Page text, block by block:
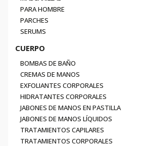
PARA HOMBRE
PARCHES
SERUMS
CUERPO
BOMBAS DE BAÑO
CREMAS DE MANOS
EXFOLIANTES CORPORALES
HIDRATANTES CORPORALES
JABONES DE MANOS EN PASTILLA
JABONES DE MANOS LÍQUIDOS
TRATAMIENTOS CAPILARES
TRATAMIENTOS CORPORALES